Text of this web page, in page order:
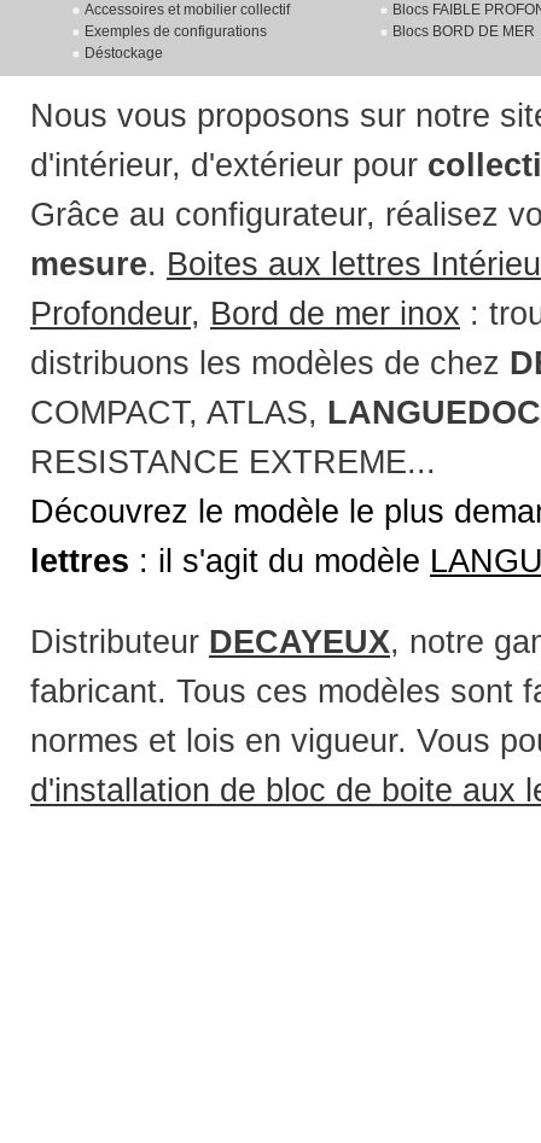
Accessoires et mobilier collectif
Exemples de configurations
Déstockage
Blocs FAIBLE
Blocs BORD DE MER
Nous vous proposons sur notre
d'intérieur, d'extérieur pour
Grâce au configurateur, réalisez
mesure. Boites aux lettres
Profondeur, Bord de mer inox :
distribuons les modèles de chez
COMPACT, ATLAS, LANGUEDOC
RESISTANCE EXTREME...
Découvrez le modèle le plus
lettres : il s'agit du modèle
Distributeur DECAYEUX, notre
fabricant. Tous ces modèles sont
normes et lois en vigueur. Vous
d'installation de bloc de boite aux